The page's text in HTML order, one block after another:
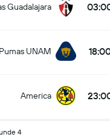
Guadalajara
Pumas UNAM
America
4